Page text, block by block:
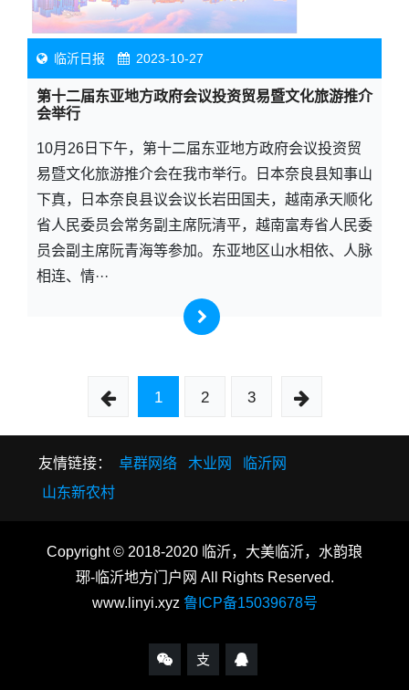
临沂日报 2023-10-27
第十二届东亚地方政府会议投资贸易暨文化旅游推介
会举行
10月26日下午，第十二届东亚地方政府会议投资贸
易暨文化旅游推介会在我市举行。日本奈良县知事山
下真，日本奈良县议会议长岩田国夫，越南承天顺化
省人民委员会常务副主席阮清平，越南富寿省人民委
员会副主席阮青海等参加。东亚地区山水相依、人脉
相连、情···
1 2 3
友情链接： 卓群网络 木业网
临沂网
山东新农村
支
Copyright © 2018-2020 临沂，大美临沂，水韵琅
琊-临沂地方门户网 All Rights Reserved.
www.linyi.xyz 鲁ICP备15039678号